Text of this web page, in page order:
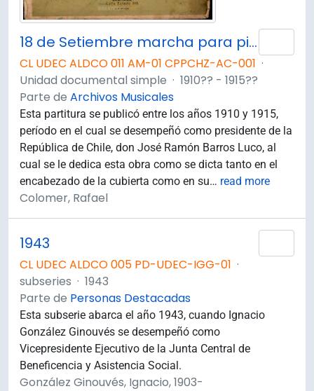
18 de Setiembre marcha para piano compuesta por Rafael Colomér
CL UDEC ALDCO 011 AM-01 CPPCHZ-AC-001 ·
Unidad documental simple · 1910?? - 1915??
Parte de Archivos Musicales
Esta partitura se publicó entre los años 1910 y 1915,
período en el cual se desempeñó como presidente de la
República de Chile, don José Ramón Barros Luco, al
cual se le dedica esta obra como se dicta tanto en el
encabezado de la cubierta como en su… read more
Colomer, Rafael
1943
CL UDEC ALDCO 005 PD-UDEC-IGG-01 ·
subseries · 1943
Parte de Personas Destacadas
Esta subserie abarca el año 1943, cuando Ignacio
González Ginouvés se desempeñó como
Vicepresidente Ejecutivo de la Junta Central de
Beneficencia y Asistencia Social.
González Ginouvés, Ignacio, 1903-